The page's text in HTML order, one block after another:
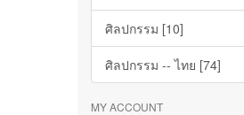
ศิลปกรรม [10]
ศิลปกรรม -- ไทย [74]
MY ACCOUNT